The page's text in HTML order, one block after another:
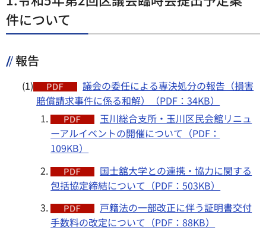
件について
報告
(1)
議会の委任による専決処分の報告（損害
賠償請求事件に係る和解）（PDF：34KB）
玉川総合支所・玉川区民会館リニュ
ーアルイベントの開催について（PDF：
109KB）
国士舘大学との連携・協力に関する
包括協定締結について（PDF：503KB）
戸籍法の一部改正に伴う証明書交付
手数料の改定について（PDF：88KB）